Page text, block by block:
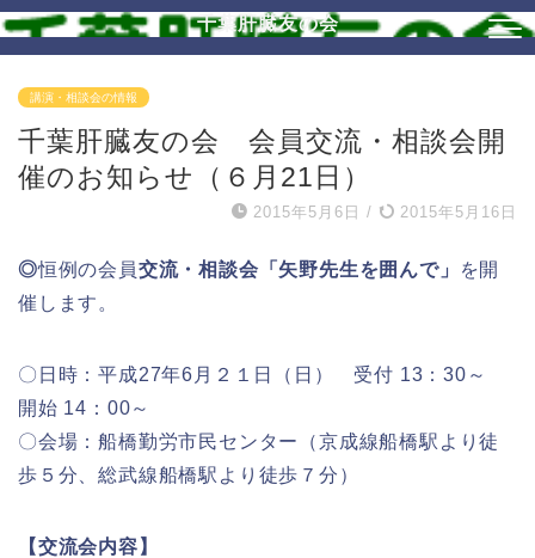
千葉肝臓友の会
講演・相談会の情報
千葉肝臓友の会 会員交流・相談会開
催のお知らせ（６月21日）
2015年5月6日 / 2015年5月16日
◎恒例の会員交流・相談会「矢野先生を囲んで」
を開
催します。
〇日時：平成27年6月２１日（日） 受付 13：30～
開始 14：00～
〇会場：船橋勤労市民センター（京成線船橋駅より徒
歩５分、総武線船橋駅より徒歩７分）
【交流会内容】